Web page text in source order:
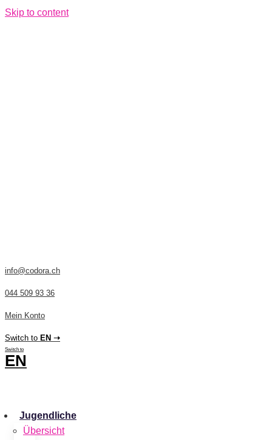
Skip to content
info@codora.ch
044 509 93 36
Mein Konto
Switch to EN ➝
Switch to
EN
Jugendliche
Übersicht